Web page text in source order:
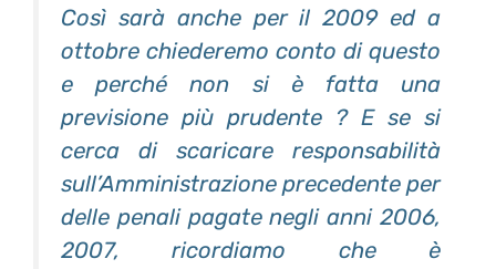
Così sarà anche per il 2009 ed a
ottobre chiederemo conto di questo
e perché non si è fatta una
previsione più prudente ? E se si
cerca di scaricare responsabilità
sull’Amministrazione precedente per
delle penali pagate negli anni 2006,
2007, ricordiamo che è